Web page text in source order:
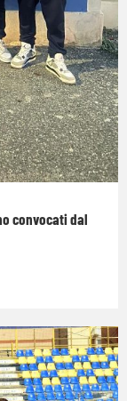
convocati dal